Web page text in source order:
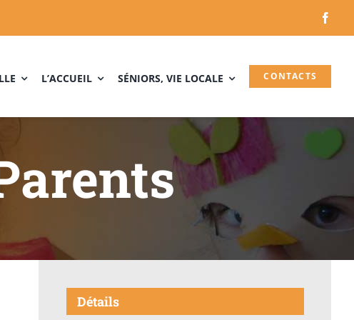
L’ACCUEIL SÉNIORS, VIE LOCALE CONTACTS
Détails